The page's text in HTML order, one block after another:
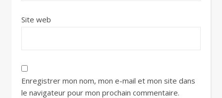
Site web
Enregistrer mon nom, mon e-mail et mon site dans
le navigateur pour mon prochain commentaire.